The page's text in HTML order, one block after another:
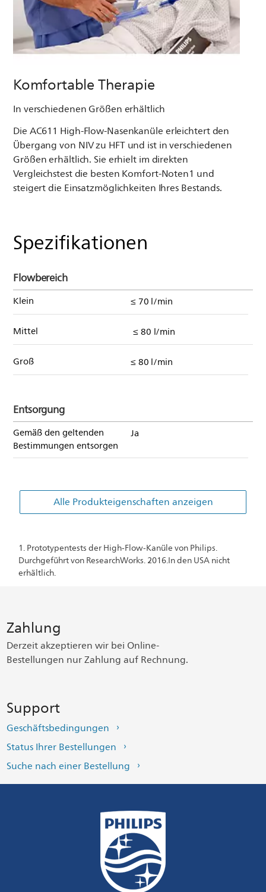
Komfortable Therapie
In verschiedenen Größen erhältlich
Die AC611 High-Flow-Nasenkanüle erleichtert den
Übergang von NIV zu HFT und ist in verschiedenen
Größen erhältlich. Sie erhielt im direkten
Vergleichstest die besten Komfort-Noten1 und
steigert die Einsatzmöglichkeiten Ihres Bestands.
Spezifikationen
Flowbereich
Klein
≤ 70 l/min
Mittel
≤ 80 l/min
Groß
≤ 80 l/min
Entsorgung
Gemäß den geltenden
Bestimmungen entsorgen
Ja
Alle Produkteigenschaften anzeigen
1. Prototypentests der High-Flow-Kanüle von Philips.
Durchgeführt von ResearchWorks. 2016.In den USA nicht
erhältlich.
Zahlung
Derzeit akzeptieren wir bei Online-
Bestellungen nur Zahlung auf Rechnung.
Support
Geschäftsbedingungen
Status Ihrer Bestellungen
Suche nach einer Bestellung